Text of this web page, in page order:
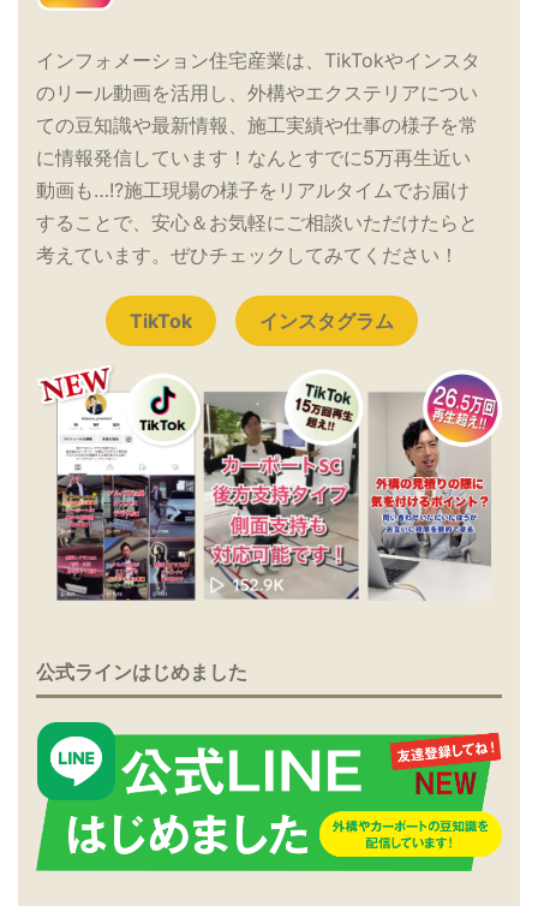
インフォメーション住宅産業は、TikTokやインスタ
のリール動画を活用し、外構やエクステリアについ
ての豆知識や最新情報、施工実績や仕事の様子を常
に情報発信しています！なんとすでに5万再生近い
動画も…!?施工現場の様子をリアルタイムでお届け
することで、安心＆お気軽にご相談いただけたらと
考えています。ぜひチェックしてみてください！
TikTok インスタグラム
公式ラインはじめました